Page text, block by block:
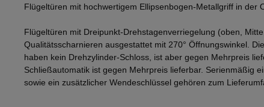
Flügeltüren mit hochwertigem Ellipsenbogen-Metallgriff in der
Flügeltüren mit Dreipunkt-Drehstagenverriegelung (oben,
Qualitätsscharnieren ausgestattet mit 270° Öffnungswinkel.
haben kein Drehzylinder-Schloss, ist aber gegen Mehrpreis
Schließautomatik ist gegen Mehrpreis lieferbar. Serienmäßig
sowie ein zusätzlicher Wendeschlüssel gehören zum